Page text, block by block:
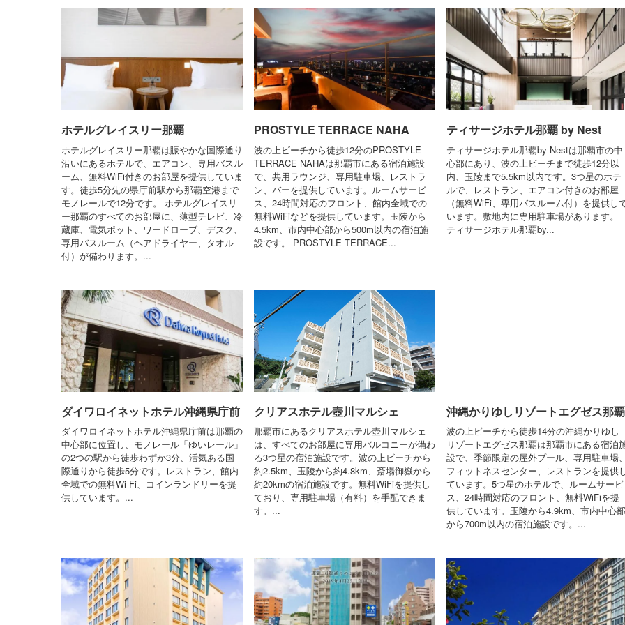
ホテルグレイスリー那覇
ホテルグレイスリー那覇は賑やかな国際通り
沿いにあるホテルで、エアコン、専用バスル
ーム、無料WiFi付きのお部屋を提供していま
す。徒歩5分先の県庁前駅から那覇空港まで
モノレールで12分です。 ホテルグレイスリ
ー那覇のすべてのお部屋に、薄型テレビ、冷
蔵庫、電気ポット、ワードローブ、デスク、
専用バスルーム（ヘアドライヤー、タオル
付）が備わります。...
PROSTYLE TERRACE NAHA
波の上ビーチから徒歩12分のPROSTYLE
TERRACE NAHAは那覇市にある宿泊施設
で、共用ラウンジ、専用駐車場、レストラ
ン、バーを提供しています。ルームサービ
ス、24時間対応のフロント、館内全域での
無料WiFiなどを提供しています。玉陵から
4.5km、市内中心部から500m以内の宿泊施
設です。 PROSTYLE TERRACE...
ティサージホテル那覇 by Nest
ティサージホテル那覇by Nestは那覇市の中
心部にあり、波の上ビーチまで徒歩12分以
内、玉陵まで5.5km以内です。3つ星のホテ
ルで、レストラン、エアコン付きのお部屋
（無料WiFi、専用バスルーム付）を提供し
います。敷地内に専用駐車場があります。
ティサージホテル那覇by...
ダイワロイネットホテル沖縄県庁前
ダイワロイネットホテル沖縄県庁前は那覇の
中心部に位置し、モノレール「ゆいレール」
の2つの駅から徒歩わずか3分、活気ある国
際通りから徒歩5分です。レストラン、館内
全域での無料Wi-Fi、コインランドリーを提
供しています。...
クリアスホテル壺川マルシェ
那覇市にあるクリアスホテル壺川マルシェ
は、すべてのお部屋に専用バルコニーが備わ
る3つ星の宿泊施設です。波の上ビーチから
約2.5km、玉陵から約4.8km、斎場御嶽から
約20kmの宿泊施設です。無料WiFiを提供し
ており、専用駐車場（有料）を手配できま
す。...
沖縄かりゆしリゾートエグゼス那覇
波の上ビーチから徒歩14分の沖縄かりゆし
リゾートエグゼス那覇は那覇市にある宿泊
設で、季節限定の屋外プール、専用駐車場
フィットネスセンター、レストランを提供
ています。5つ星のホテルで、ルームサービ
ス、24時間対応のフロント、無料WiFiを提
供しています。玉陵から4.9km、市内中心部
から700m以内の宿泊施設です。...